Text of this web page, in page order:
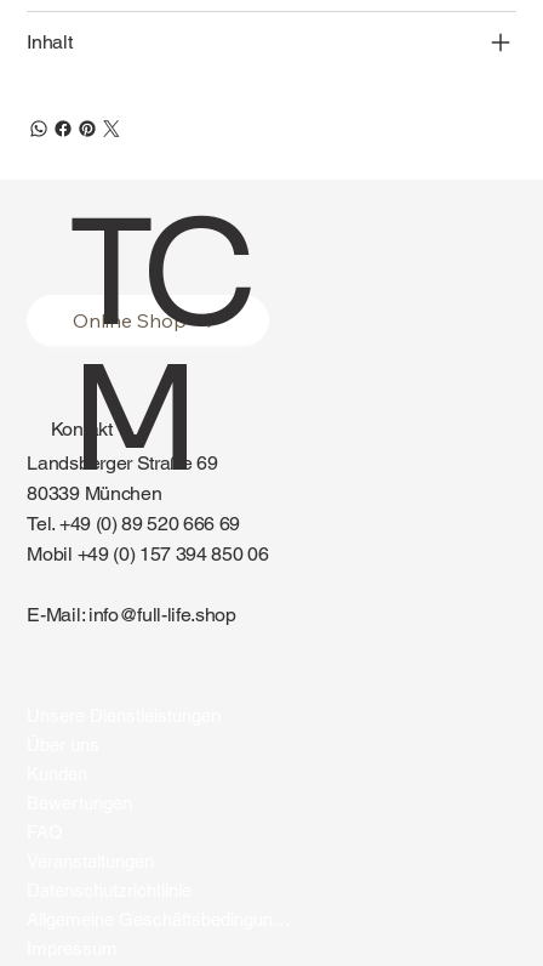
Inhalt
Online Shop
Kontakt
Landsberger Straße 69
80339 München
Tel. +49 (0) 89 520 666 69
Mobil +49 (0) 157 394 850 06
E-Mail: info@full-life.shop
TC
M